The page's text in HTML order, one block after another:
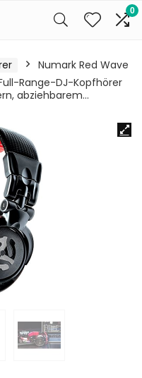
0
Numark Red Wave
Range-DJ-Kopfhörer
abziehbarem…